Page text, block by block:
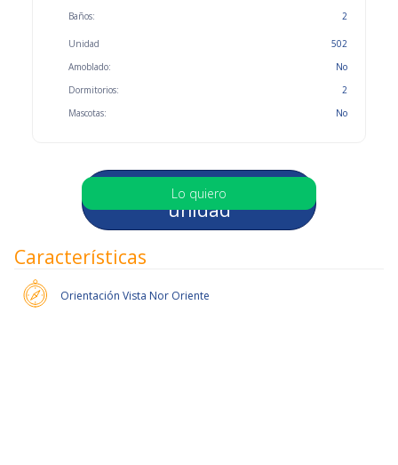
Baños:
2
Unidad
Amoblado:
Dormitorios:
Mascotas:
502
No
2
No
Selecciona otra
unidad
Lo quiero
Características
Orientación Vista Nor Oriente